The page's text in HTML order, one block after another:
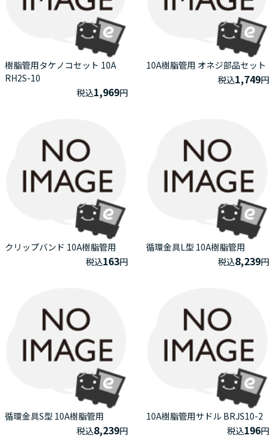
樹脂管用タケノコセット 10A
RH2S-10
税込1,969円
10A樹脂管用 オネジ部品セット
税込1,749円
クリップバンド 10A樹脂管用
税込163円
循環金具L型 10A樹脂管用
税込8,239円
循環金具S型 10A樹脂管用
税込8,239円
10A樹脂管用サドル BRJS10-2
税込196円